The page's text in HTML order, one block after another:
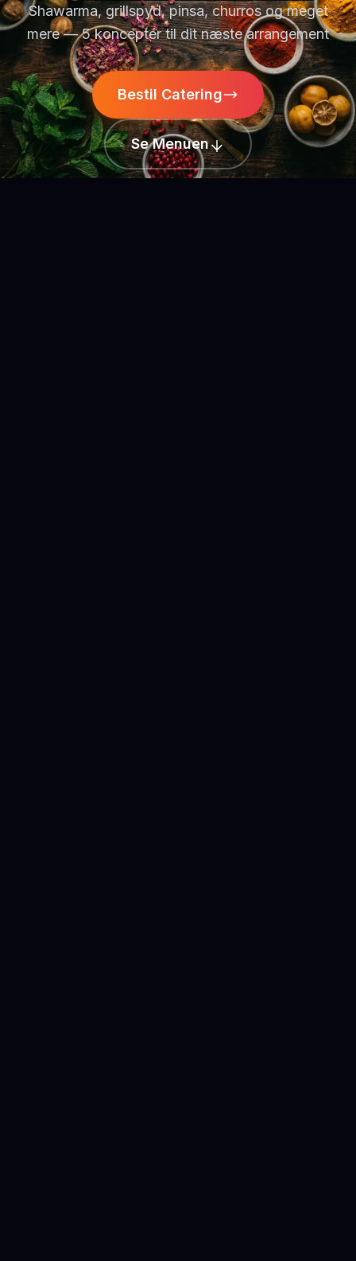
Shawarma, grillspyd, pinsa, churros og meget
mere — 5 koncepter til dit næste arrangement
Bestil Catering
Se Menuen